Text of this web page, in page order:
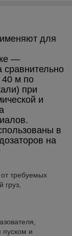
для
―
сравнительно
40 м по
при
и
в
на
требуемых
груз,
пуском и